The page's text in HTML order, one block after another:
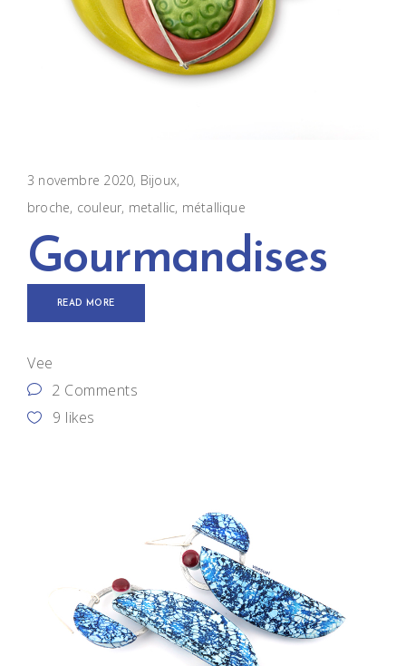
3 novembre 2020 Bijoux
broche, couleur, metallic, métallique
Gourmandises
READ MORE
Vee
2 Comments
9 likes